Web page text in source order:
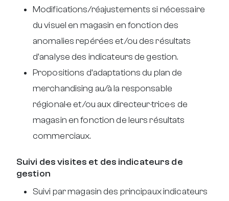
Modifications/réajustements si nécessaire
du visuel en magasin en fonction des
anomalies repérées et/ou des résultats
d’analyse des indicateurs de gestion.
Propositions d’adaptations du plan de
merchandising au/à la responsable
régional·e et/ou aux directeur·trice·s de
magasin en fonction de leurs résultats
commerciaux.
Suivi des visites et des indicateurs de
gestion
Suivi par magasin des principaux indicateurs